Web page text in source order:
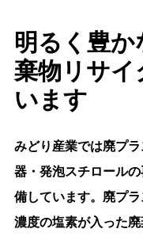
明るく豊
棄物リサイ
います
みどり産業では廃プ
器・発泡スチロール
備しています。廃プ
濃度の塩素が入った